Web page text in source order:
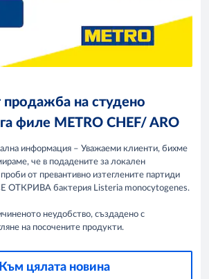
продажба на студено
филе METRO CHEF/ ARO
информация – Уважаеми клиенти, бихме
че в подадените за локален
от превантивно изтеглените партиди
ОТКРИВА бактерия Listeria monocytogenes.
неудобство, създадено с
на посочените продукти.
Към цялата новина